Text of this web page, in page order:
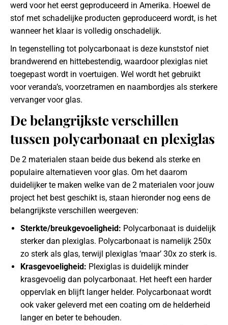
werd voor het eerst geproduceerd in Amerika. Hoewel de
stof met schadelijke producten geproduceerd wordt, is het
wanneer het klaar is volledig onschadelijk.
In tegenstelling tot polycarbonaat is deze kunststof niet
brandwerend en hittebestendig, waardoor plexiglas niet
toegepast wordt in voertuigen. Wel wordt het gebruikt
voor veranda’s, voorzetramen en naambordjes als sterkere
vervanger voor glas.
De belangrijkste verschillen
tussen polycarbonaat en plexiglas
De 2 materialen staan beide dus bekend als sterke en
populaire alternatieven voor glas. Om het daarom
duidelijker te maken welke van de 2 materialen voor jouw
project het best geschikt is, staan hieronder nog eens de
belangrijkste verschillen weergeven:
Sterkte/breukgevoeligheid: Polycarbonaat is duidelijk
sterker dan plexiglas. Polycarbonaat is namelijk 250x
zo sterk als glas, terwijl plexiglas ‘maar’ 30x zo sterk is.
Krasgevoeligheid: Plexiglas is duidelijk minder
krasgevoelig dan polycarbonaat. Het heeft een harder
oppervlak en blijft langer helder. Polycarbonaat wordt
ook vaker geleverd met een coating om de helderheid
langer en beter te behouden.